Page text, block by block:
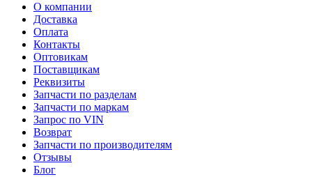
О компании
Доставка
Оплата
Контакты
Оптовикам
Поставщикам
Реквизиты
Запчасти по разделам
Запчасти по маркам
Запрос по VIN
Возврат
Запчасти по производителям
Отзывы
Блог